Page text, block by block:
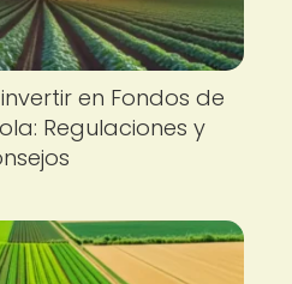
en Fondos de
Regulaciones y